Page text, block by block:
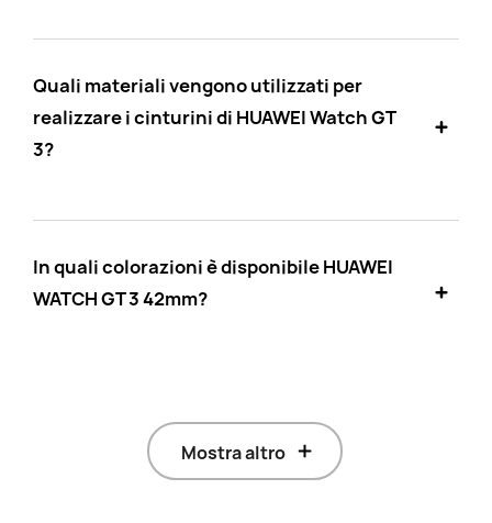
Quali materiali vengono utilizzati per
realizzare i cinturini di HUAWEI Watch GT
3?
In quali colorazioni è disponibile HUAWEI
WATCH GT 3 42mm?
Mostra altro